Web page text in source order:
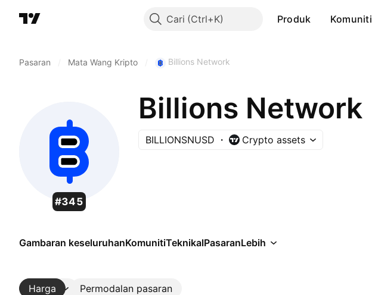
Cari Produk Komuniti
Pasaran Mata Wang Kripto Billions Network
#345
Billions Network
BILLIONSNUSD Crypto assets
Gambaran keseluruhanKomunitiTeknikalPasaranLebih
Harga Permodalan pasaran
Lebih